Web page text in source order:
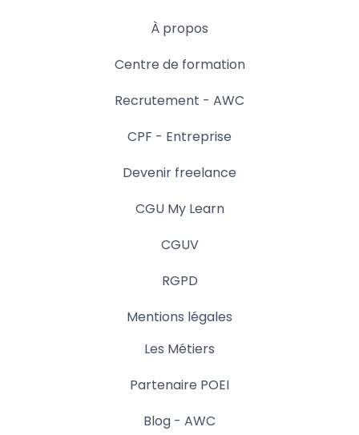
À propos
Centre de formation
Recrutement - AWC
CPF - Entreprise
Devenir freelance
CGU My Learn
CGUV
RGPD
Mentions légales
Les Métiers
Partenaire POEI
Blog - AWC